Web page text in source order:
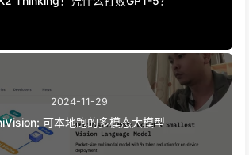
2024-11-29
可本地跑的多模态大模型